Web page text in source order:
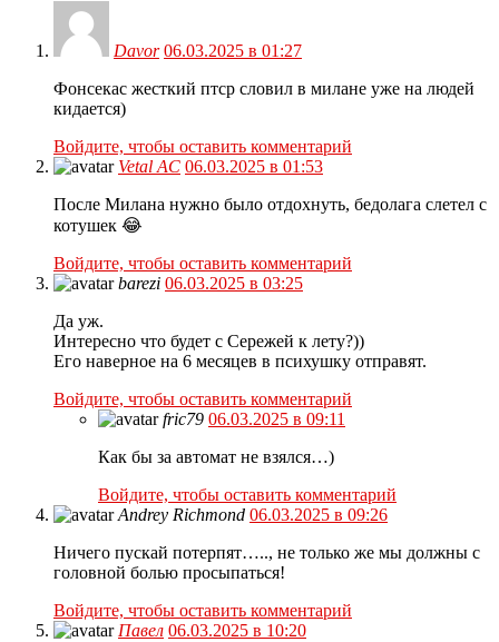
Davor 06.03.2025 в 01:27
Фонсекас жесткий птср словил в милане уже на людей
кидается)
Войдите, чтобы оставить комментарий
Vetal AC 06.03.2025 в 01:53
После Милана нужно было отдохнуть, бедолага слетел с
котушек 😂
Войдите, чтобы оставить комментарий
barezi 06.03.2025 в 03:25
Да уж.
Интересно что будет с Сережей к лету?))
Его наверное на 6 месяцев в психушку отправят.
Войдите, чтобы оставить комментарий
fric79 06.03.2025 в 09:11
Как бы за автомат не взялся…)
Войдите, чтобы оставить комментарий
Andrey Richmond 06.03.2025 в 09:26
Ничего пускай потерпят….., не только же мы должны с
головной болью просыпаться!
Войдите, чтобы оставить комментарий
Павел 06.03.2025 в 10:20